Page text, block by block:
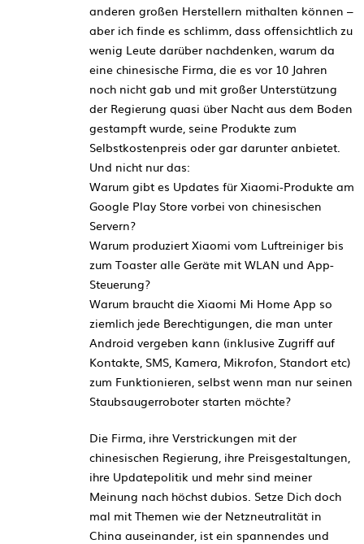
anderen großen Herstellern mithalten können –
aber ich finde es schlimm, dass offensichtlich zu
wenig Leute darüber nachdenken, warum da
eine chinesische Firma, die es vor 10 Jahren
noch nicht gab und mit großer Unterstützung
der Regierung quasi über Nacht aus dem Boden
gestampft wurde, seine Produkte zum
Selbstkostenpreis oder gar darunter anbietet.
Und nicht nur das:
Warum gibt es Updates für Xiaomi-Produkte am
Google Play Store vorbei von chinesischen
Servern?
Warum produziert Xiaomi vom Luftreiniger bis
zum Toaster alle Geräte mit WLAN und App-
Steuerung?
Warum braucht die Xiaomi Mi Home App so
ziemlich jede Berechtigungen, die man unter
Android vergeben kann (inklusive Zugriff auf
Kontakte, SMS, Kamera, Mikrofon, Standort etc)
zum Funktionieren, selbst wenn man nur seinen
Staubsaugerroboter starten möchte?
Die Firma, ihre Verstrickungen mit der
chinesischen Regierung, ihre Preisgestaltungen,
ihre Updatepolitik und mehr sind meiner
Meinung nach höchst dubios. Setze Dich doch
mal mit Themen wie der Netzneutralität in
China auseinander, ist ein spannendes und